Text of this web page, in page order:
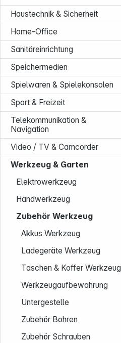
Haustechnik & Sicherheit
Home-Office
Sanitäreinrichtung
Speichermedien
Spielwaren & Spielekonsolen
Sport & Freizeit
Telekommunikation &
Navigation
Video / TV & Camcorder
Werkzeug & Garten
Elektrowerkzeug
Handwerkzeug
Zubehör Werkzeug
Akkus Werkzeug
Ladegeräte Werkzeug
Taschen & Koffer Werkzeug
Werkzeugaufbewahrung
Untergestelle
Zubehör Bohren
Zubehör Schrauben